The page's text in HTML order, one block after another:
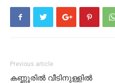
Previous article
കണ്ണൂരില്‍ വീടിനുള്ളില്‍